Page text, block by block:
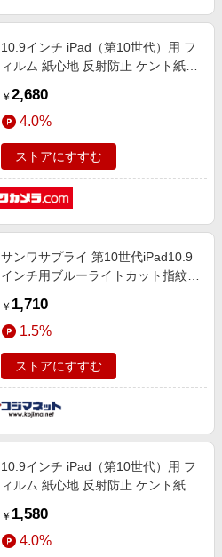
10.9インチ iPad（第10世代）用 フ
ィルム 紙心地 反射防止 ケント紙タ
￥ 2,680
4.0%
ストアにすすむ
サンワサプライ 第10世代iPad10.9
インチ用ブルーライトカット指紋防
￥ 1,710
1.5%
ストアにすすむ
10.9インチ iPad（第10世代）用 フ
ィルム 紙心地 反射防止 ケント紙タ
A24RFLAPLL
￥ 1,580
4.0%